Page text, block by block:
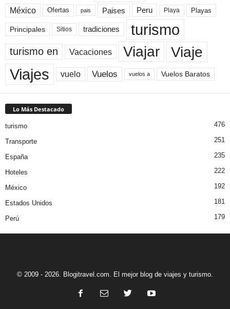
México Ofertas pais Paises Peru Playa Playas
Principales Sitios tradiciones turismo
turismo en Vacaciones Viajar Viaje
Viajes vuelo Vuelos vuelos a Vuelos Baratos
Lo Más Destacado
turismo 476
Transporte 251
España 235
Hoteles 222
México 192
Estados Unidos 181
Perú 179
© 2009 - 2026. Blogitravel.com. El mejor blog de viajes y turismo.